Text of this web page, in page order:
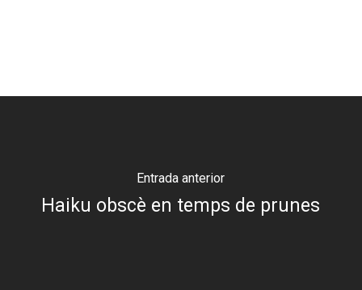
Entrada anterior
Haiku obscè en temps de prunes